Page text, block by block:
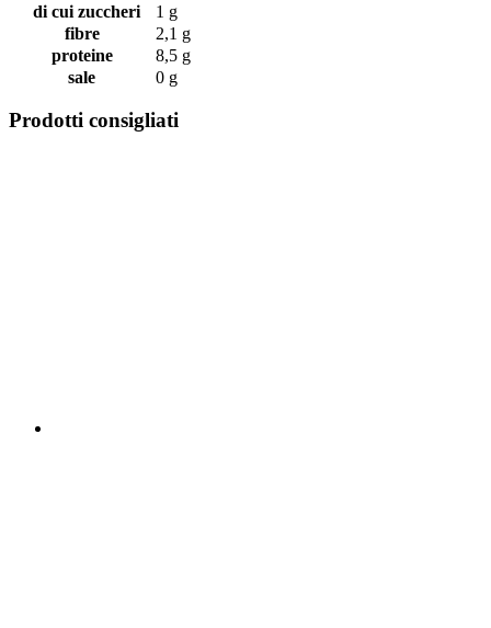
di cui zuccheri
1 g
fibre
2,1 g
proteine
8,5 g
sale
0 g
Prodotti consigliati